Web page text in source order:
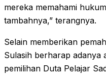
mereka memahami
tambahnya,” terangnya.
Selain memberikan
Sulasih berharap adanya
pemilihan Duta Pelajar